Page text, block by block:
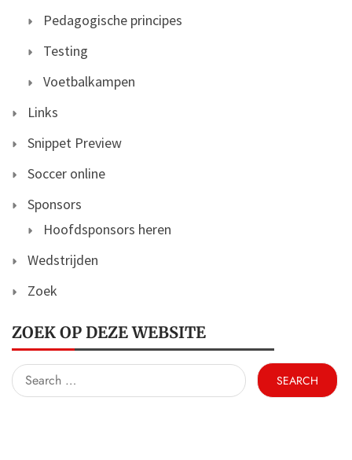
Pedagogische principes
Testing
Voetbalkampen
Links
Snippet Preview
Soccer online
Sponsors
Hoofdsponsors heren
Wedstrijden
Zoek
ZOEK OP DEZE WEBSITE
Search
for: